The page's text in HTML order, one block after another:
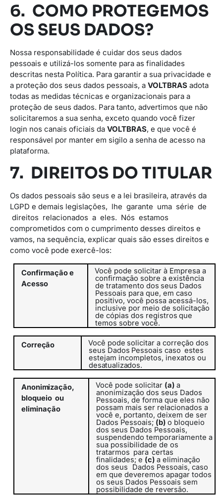
6. COMO PROTEGEMOS
OS SEUS DADOS?
Nossa responsabilidade é cuidar dos seus dados
pessoais e utilizá-los somente para as finalidades
descritas nesta Política. Para garantir a sua privacidade e
a proteção dos seus dados pessoais, a VOLTBRAS adota
todas as medidas técnicas e organizacionais para a
proteção de seus dados. Para tanto, advertimos que não
solicitaremos a sua senha, exceto quando você fizer
login nos canais oficiais da VOLTBRAS, e que você é
responsável por manter em sigilo a senha de acesso na
plataforma.
7. DIREITOS DO TITULAR
Os dados pessoais são seus e a lei brasileira, através da
LGPD e demais legislações, lhe garante uma série de
direitos relacionados a eles. Nós estamos
comprometidos com o cumprimento desses direitos e
vamos, na sequência, explicar quais são esses direitos e
como você pode exercê-los:
Confirmaçãoe
Acesso
Você pode solicitar à Empresa a
confirmação sobre a existência
de tratamento dos seus Dados
Pessoais para que, em caso
positivo, você possa acessá-los,
inclusive por meio de solicitação
de cópias dos registros que
temos sobre você.
Correção Você pode solicitar a correção dos
seus Dados Pessoais caso estes
estejam incompletos, inexatos ou
desatualizados.
Anonimização,
bloqueio ou
eliminação
Você pode solicitar (a) a
anonimização dos seus Dados
Pessoais, de forma que eles não
possam mais ser relacionados a
você e, portanto, deixem de ser
Dados Pessoais; (b) o bloqueio
dos seus Dados Pessoais,
suspendendo temporariamente a
sua possibilidade de os
tratarmos para certas
finalidades; e (c) a eliminação
dos seus
Dados Pessoais, caso
em que deveremos apagar todos
os seus Dados Pessoais sem
possibilidade de reversão.